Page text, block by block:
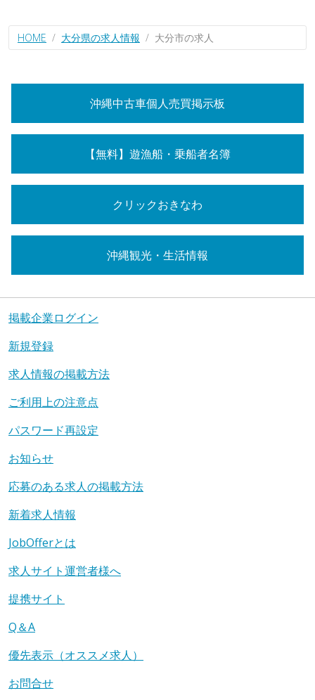
HOME 大分県の求人情報 大分市の求人
沖縄中古車個人売買掲示板
【無料】遊漁船・乗船者名簿
クリックおきなわ
沖縄観光・生活情報
掲載企業ログイン
新規登録
求人情報の掲載方法
ご利用上の注意点
パスワード再設定
お知らせ
応募のある求人の掲載方法
新着求人情報
JobOfferとは
求人サイト運営者様へ
提携サイト
Q＆A
優先表示（オススメ求人）
お問合せ